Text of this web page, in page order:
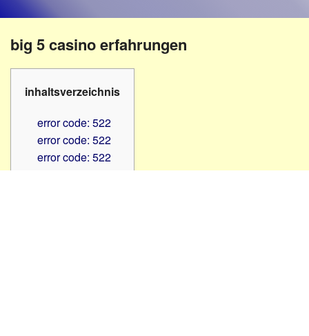
–
Beruf
Hilfsmittel
-
PC
Hörbüchereien
Reha-
Lehrer
Verbände
big 5 casino erfahrungen
inhaltsverzeichnis
error code: 522
error code: 522
error code: 522